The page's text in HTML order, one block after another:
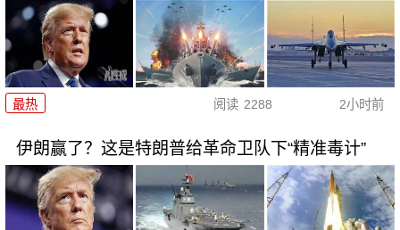
最热 阅读 2288 2小时前
伊朗赢了？这是特朗普给革命卫队下“精准毒计”